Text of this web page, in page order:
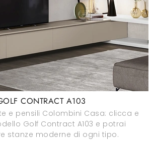
CONTRACT A103
e pensili Colombini Casa: clicca e
Golf Contract A103 e potrai
stanze moderne di ogni tipo.